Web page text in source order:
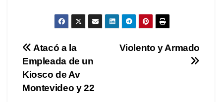
Navegación
de
entradas
Violento y Armado
Atacó a la
Empleada de un
Kiosco de Av
Montevideo y 22